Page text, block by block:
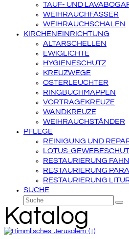
TAUF- UND
WEIHRAUCHFÄSSER
WEIHRAUCHSCHALEN
KIRCHENEINRICHTUNG
ALTARSCHELLEN
EWIGLICHTE
HYGIENESCHUTZ
KREUZWEGE
OSTERLEUCHTER
RINGBUCHMAPPEN
VORTRAGEKREUZE
WANDKREUZE
WEIHRAUCHSTÄNDER
PFLEGE
REINIGUNG UND
LOTUS-
RESTAURIERUNG
RESTAURIERUNG
RESTAURIERUNG
SUCHE
Suche
Katalog